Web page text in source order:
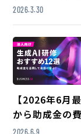
2026.3.30
【2026年6月
から助成金の
2026.6.9